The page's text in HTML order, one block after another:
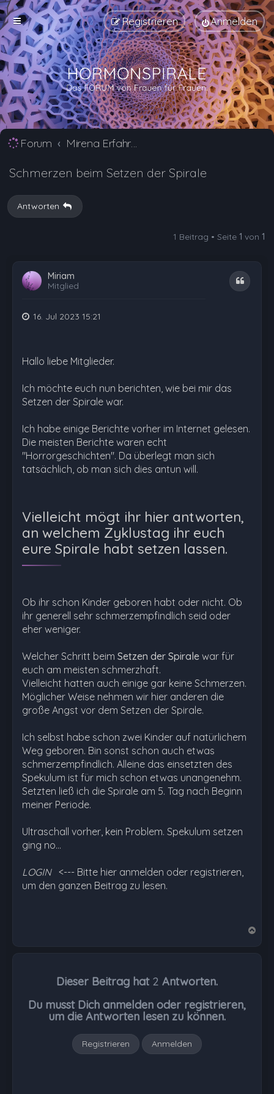
Anmelden
Registrieren
Forum Mirena Erfahrungsberichte und Nebenwirkungen
Schmerzen beim Setzen der Spirale
Antworten
1 Beitrag • Seite 1 von 1
Miriam
Mitglied
Zitat
16. Jul 2023 15:21
Hallo liebe Mitglieder.
Ich möchte euch nun berichten, wie bei mir das
Setzen der Spirale war.
Ich habe einige Berichte vorher im Internet gelesen.
Die meisten Berichte waren echt
"Horrorgeschichten". Da überlegt man sich
tatsächlich, ob man sich dies antun will.
Vielleicht mögt ihr hier antworten,
an welchem Zyklustag ihr euch
eure Spirale habt setzen lassen.
Ob ihr schon Kinder geboren habt oder nicht. Ob
ihr generell sehr schmerzempfindlich seid oder
eher weniger.
Welcher Schritt beim Setzen der Spirale war für
euch am meisten schmerzhaft.
Vielleicht hatten auch einige gar keine Schmerzen.
Möglicher Weise nehmen wir hier anderen die
große Angst vor dem Setzen der Spirale.
Ich selbst habe schon zwei Kinder auf natürlichem
Weg geboren. Bin sonst schon auch etwas
schmerzempfindlich. Alleine das einsetzten des
Spekulum ist für mich schon etwas unangenehm.
Setzten ließ ich die Spirale am 5. Tag nach Beginn
meiner Periode.
Ultraschall vorher, kein Problem. Spekulum setzen
ging no…
LOGIN <--- Bitte hier anmelden oder registrieren,
um den ganzen Beitrag zu lesen.
Dieser Beitrag hat 2 Antworten.
Du musst Dich anmelden oder registrieren,
um die Antworten lesen zu können.
Registrieren Anmelden